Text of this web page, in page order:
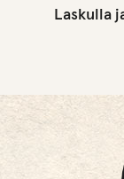
Laskulla